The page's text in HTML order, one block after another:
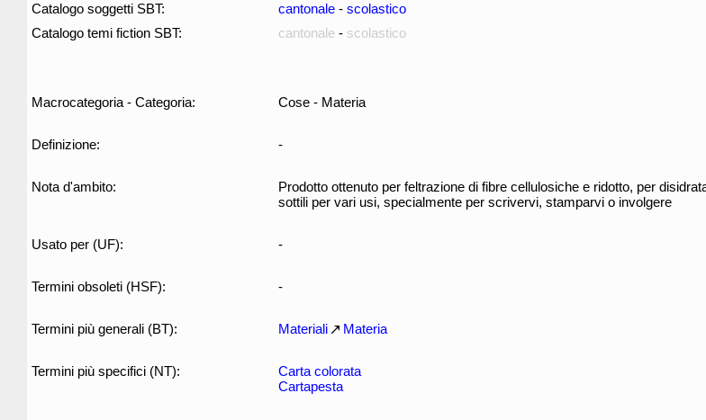
Catalogo soggetti SBT: cantonale - scolastico
Catalogo temi fiction SBT:
cantonale - scolastico
Macrocategoria - Categoria: Cose - Materia
Definizione: -
Nota d'ambito:
Prodotto ottenuto per feltrazione di fibre cellulosiche e ridotto, per
sottili per vari usi, specialmente per scrivervi, stamparvi o involgere
Usato per (UF): -
Termini obsoleti (HSF): -
Termini più generali (BT): Materiali Materia
Termini più specifici (NT):
Carta colorata
Cartapesta